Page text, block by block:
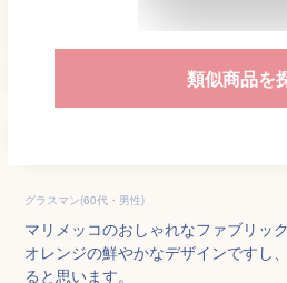
類似商品を
グラスマン(60代・男性)
マリメッコのおしゃれなファブリッ
オレンジの鮮やかなデザインですし
ると思います。